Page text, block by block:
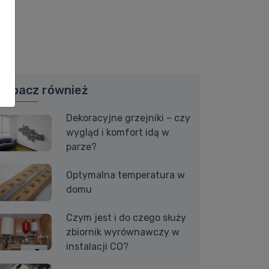
Zobacz również
Dekoracyjne grzejniki – czy
wygląd i komfort idą w
parze?
Optymalna temperatura w
domu
Czym jest i do czego służy
zbiornik wyrównawczy w
instalacji CO?